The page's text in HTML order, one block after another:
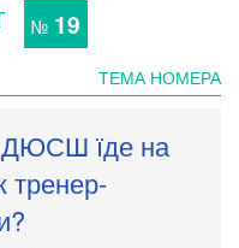
№ 19
ТЕМА НОМЕРА
ДЮСШ їде на
тренер-